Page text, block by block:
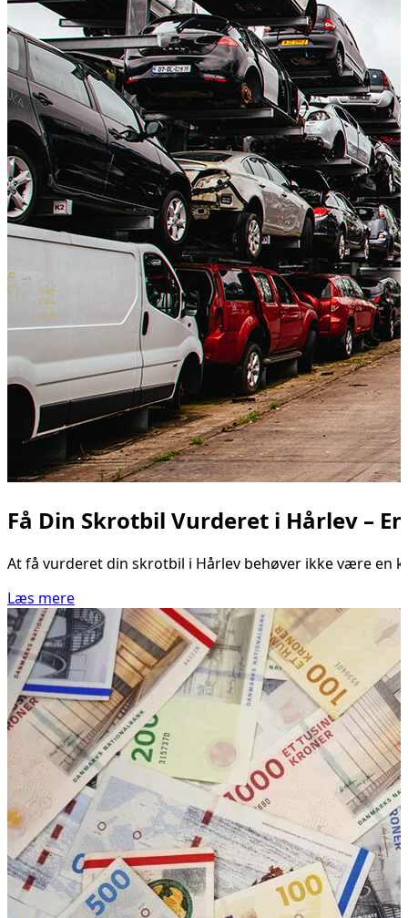
Få Din Skrotbil Vurderet i Hårlev –
At få vurderet din skrotbil i Hårlev behøver ikke være en
Læs mere